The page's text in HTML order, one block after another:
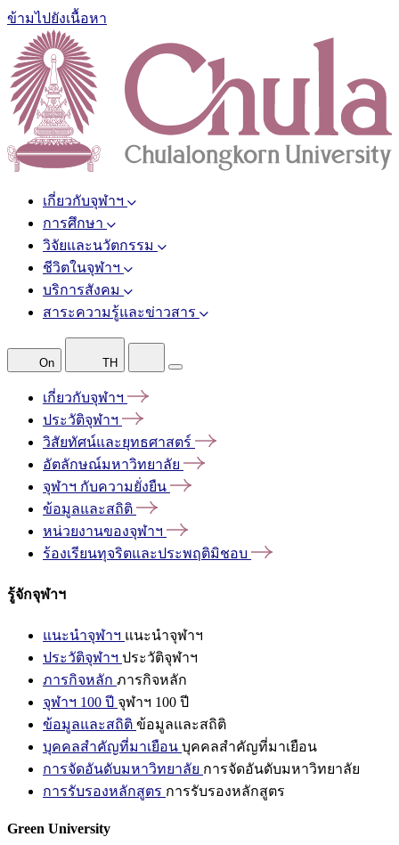
ข้ามไปยังเนื้อหา
เกี่ยวกับจุฬาฯ
การศึกษา
วิจัยและนวัตกรรม
ชีวิตในจุฬาฯ
บริการสังคม
สาระความรู้และข่าวสาร
On TH
เกี่ยวกับจุฬาฯ
ประวัติจุฬาฯ
วิสัยทัศน์และยุทธศาสตร์
อัตลักษณ์มหาวิทยาลัย
จุฬาฯ กับความยั่งยืน
ข้อมูลและสถิติ
หน่วยงานของจุฬาฯ
ร้องเรียนทุจริตและประพฤติมิชอบ
รู้จักจุฬาฯ
แนะนำจุฬาฯ แนะนำจุฬาฯ
ประวัติจุฬาฯ ประวัติจุฬาฯ
ภารกิจหลัก ภารกิจหลัก
จุฬาฯ 100 ปี จุฬาฯ 100 ปี
ข้อมูลและสถิติ ข้อมูลและสถิติ
บุคคลสำคัญที่มาเยือน บุคคลสำคัญที่มาเยือน
การจัดอันดับมหาวิทยาลัย การจัดอันดับมหาวิทยาลัย
การรับรองหลักสูตร การรับรองหลักสูตร
Green University